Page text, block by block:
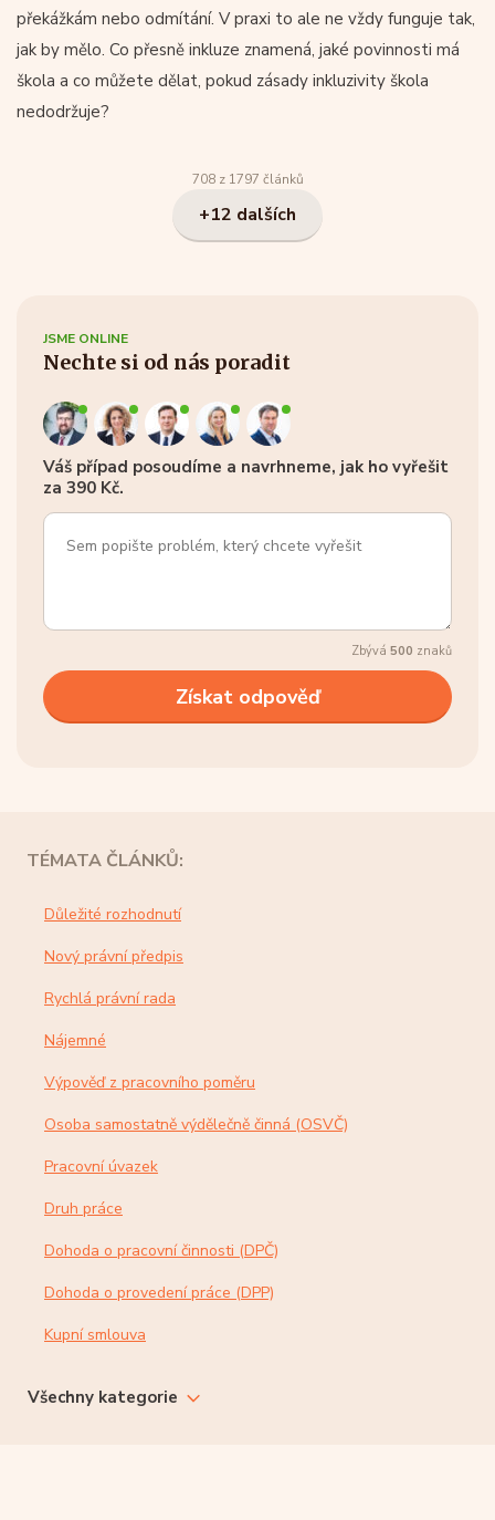
překážkám nebo odmítání. V praxi to ale ne vždy funguje tak,
jak by mělo. Co přesně inkluze znamená, jaké povinnosti má
škola a co můžete dělat, pokud zásady inkluzivity škola
nedodržuje?
708 z 1797 článků
+12 dalších
JSME ONLINE
Nechte si od nás poradit
Váš případ posoudíme a navrhneme, jak ho vyřešit
za 390 Kč.
Zbývá 500 znaků
TÉMATA ČLÁNKŮ:
Důležité rozhodnutí
Nový právní předpis
Rychlá právní rada
Nájemné
Výpověď z pracovního poměru
Osoba samostatně výdělečně činná (OSVČ)
Pracovní úvazek
Druh práce
Dohoda o pracovní činnosti (DPČ)
Dohoda o provedení práce (DPP)
Kupní smlouva
Všechny kategorie